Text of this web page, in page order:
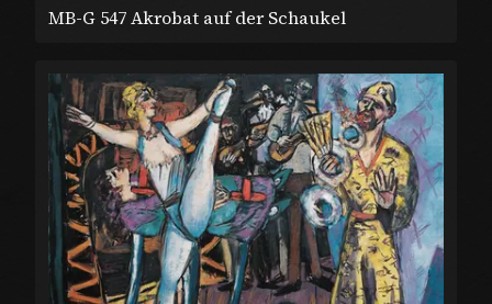
MB-G 547 Akrobat auf der Schaukel